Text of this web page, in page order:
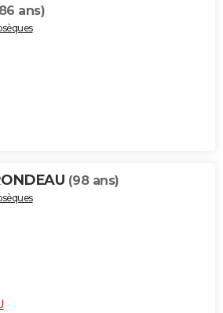
ans)
(98 ans)